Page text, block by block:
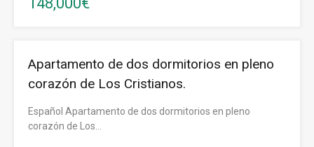
Apartamento de dos dormitorios en pleno
corazón de Los Cristianos.
Español Apartamento de dos dormitorios en pleno
corazón de Los…